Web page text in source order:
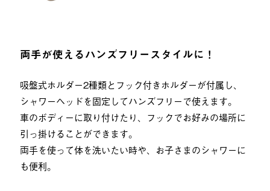
両手が使えるハンズフリースタイルに！
吸盤式ホルダー2種類とフック付きホルダーが付属し、
シャワーヘッドを固定してハンズフリーで使えます。
車のボディーに取り付けたり、フックでお好みの場所に
引っ掛けることができます。
両手を使って体を洗いたい時や、お子さまのシャワーに
も便利。